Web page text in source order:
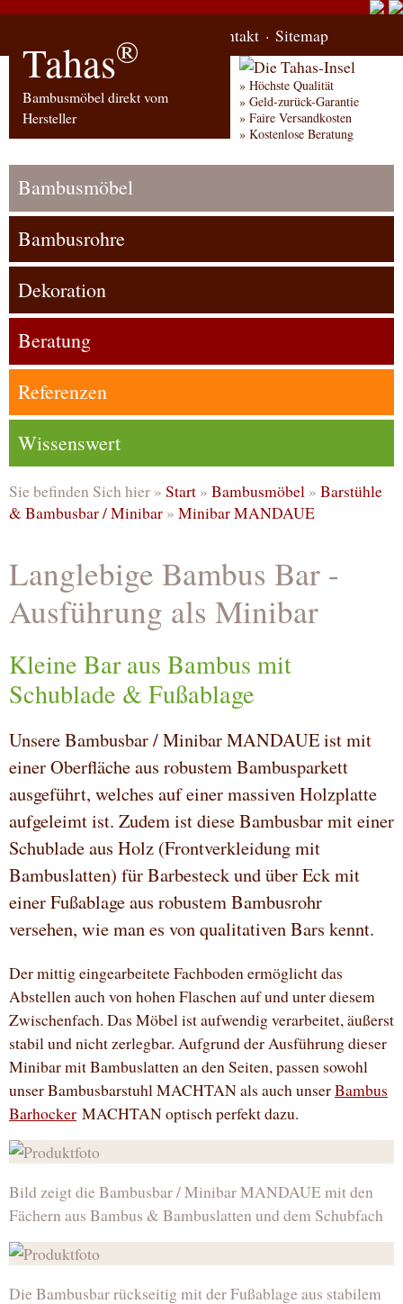
Kontakt Sitemap
Tahas®
Bambusmöbel direkt vom
Hersteller
Höchste Qualität
Geld-zurück-Garantie
Faire Versandkosten
Kostenlose Beratung
Bambusmöbel
Bambusrohre
Dekoration
Beratung
Referenzen
Wissenswert
Sie befinden Sich hier » Start » Bambusmöbel » Barstühle
& Bambusbar / Minibar » Minibar MANDAUE
Langlebige Bambus Bar -
Ausführung als Minibar
Kleine Bar aus Bambus mit
Schublade & Fußablage
Unsere Bambusbar / Minibar MANDAUE ist mit
einer Oberfläche aus robustem Bambusparkett
ausgeführt, welches auf einer massiven Holzplatte
aufgeleimt ist. Zudem ist diese Bambusbar mit einer
Schublade aus Holz (Frontverkleidung mit
Bambuslatten) für Barbesteck und über Eck mit
einer Fußablage aus robustem Bambusrohr
versehen, wie man es von qualitativen Bars kennt.
Der mittig eingearbeitete Fachboden ermöglicht das
Abstellen auch von hohen Flaschen auf und unter diesem
Zwischenfach. Das Möbel ist aufwendig verarbeitet, äußerst
stabil und nicht zerlegbar. Aufgrund der Ausführung dieser
Minibar mit Bambuslatten an den Seiten, passen sowohl
unser Bambusbarstuhl MACHTAN als auch unserBambus
Barhocker MACHTAN optisch perfekt dazu.
Bild zeigt die Bambusbar / Minibar MANDAUE mit den
Fächern aus Bambus & Bambuslatten und dem Schubfach
Die Bambusbar rückseitig mit der Fußablage aus stabilem